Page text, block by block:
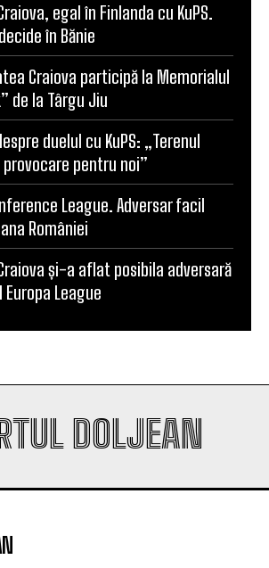
egal în Finlanda cu KuPS.
în Bănie
Craiova participă la Memorialul
de la Târgu Jiu
duelul cu KuPS: „Terenul
pentru noi”
League. Adversar facil
României
și-a aflat posibila adversară
League
DOLJEAN